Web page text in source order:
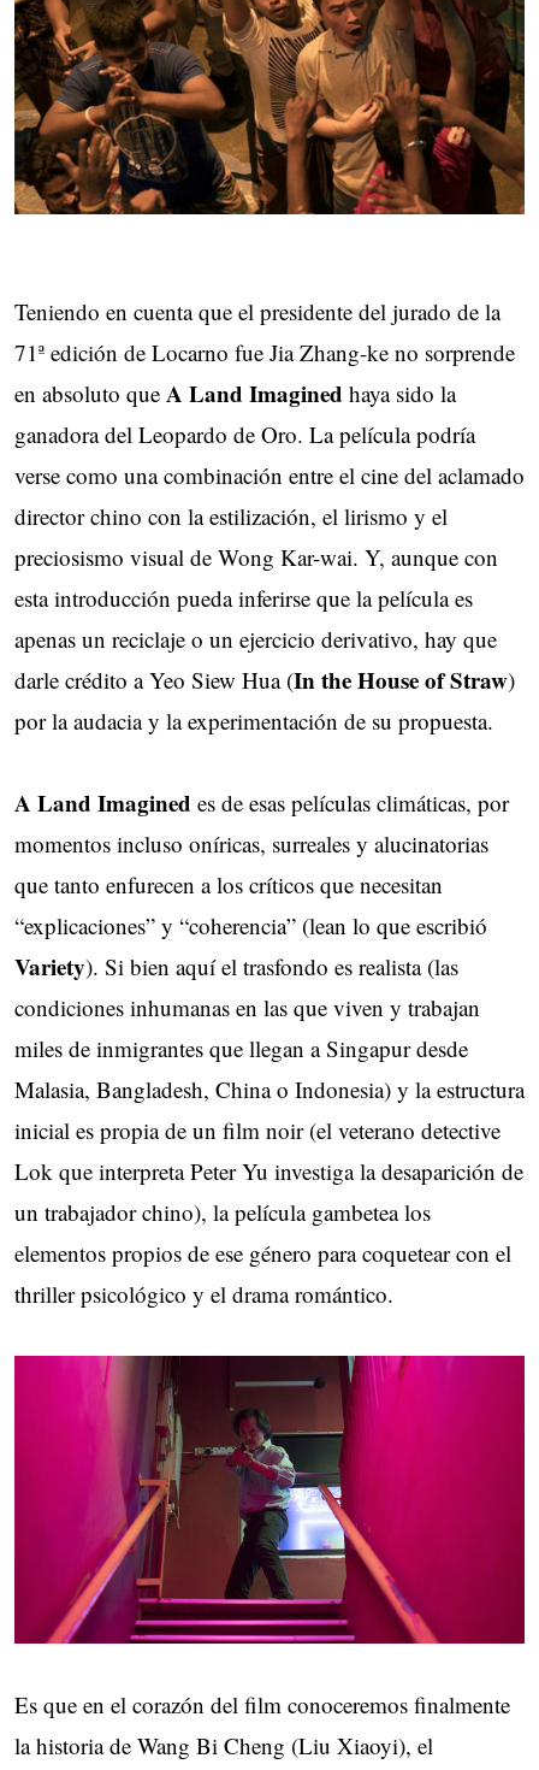
Teniendo en cuenta que el presidente del jurado de la
71ª edición de Locarno fue Jia Zhang-ke no sorprende
en absoluto que A Land Imagined haya sido la
ganadora del Leopardo de Oro. La película podría
verse como una combinación entre el cine del aclamado
director chino con la estilización, el lirismo y el
preciosismo visual de Wong Kar-wai. Y, aunque con
esta introducción pueda inferirse que la película es
apenas un reciclaje o un ejercicio derivativo, hay que
darle crédito a Yeo Siew Hua (In the House of Straw)
por la audacia y la experimentación de su propuesta.
A Land Imagined es de esas películas climáticas, por
momentos incluso oníricas, surreales y alucinatorias
que tanto enfurecen a los críticos que necesitan
“explicaciones” y “coherencia” (lean lo que escribió
Variety). Si bien aquí el trasfondo es realista (las
condiciones inhumanas en las que viven y trabajan
miles de inmigrantes que llegan a Singapur desde
Malasia, Bangladesh, China o Indonesia) y la estructura
inicial es propia de un film noir (el veterano detective
Lok que interpreta Peter Yu investiga la desaparición de
un trabajador chino), la película gambetea los
elementos propios de ese género para coquetear con el
thriller psicológico y el drama romántico.
Es que en el corazón del film conoceremos finalmente
la historia de Wang Bi Cheng (Liu Xiaoyi), el